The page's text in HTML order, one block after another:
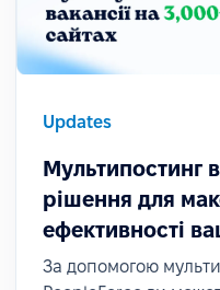
Updates
Мультипостинг
рішення для
ефективності
За допомогою